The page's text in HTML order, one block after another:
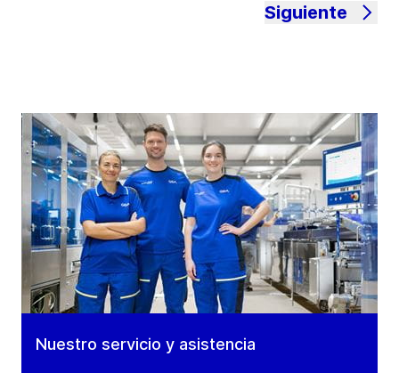
Siguiente
Nuestro servicio y asistencia